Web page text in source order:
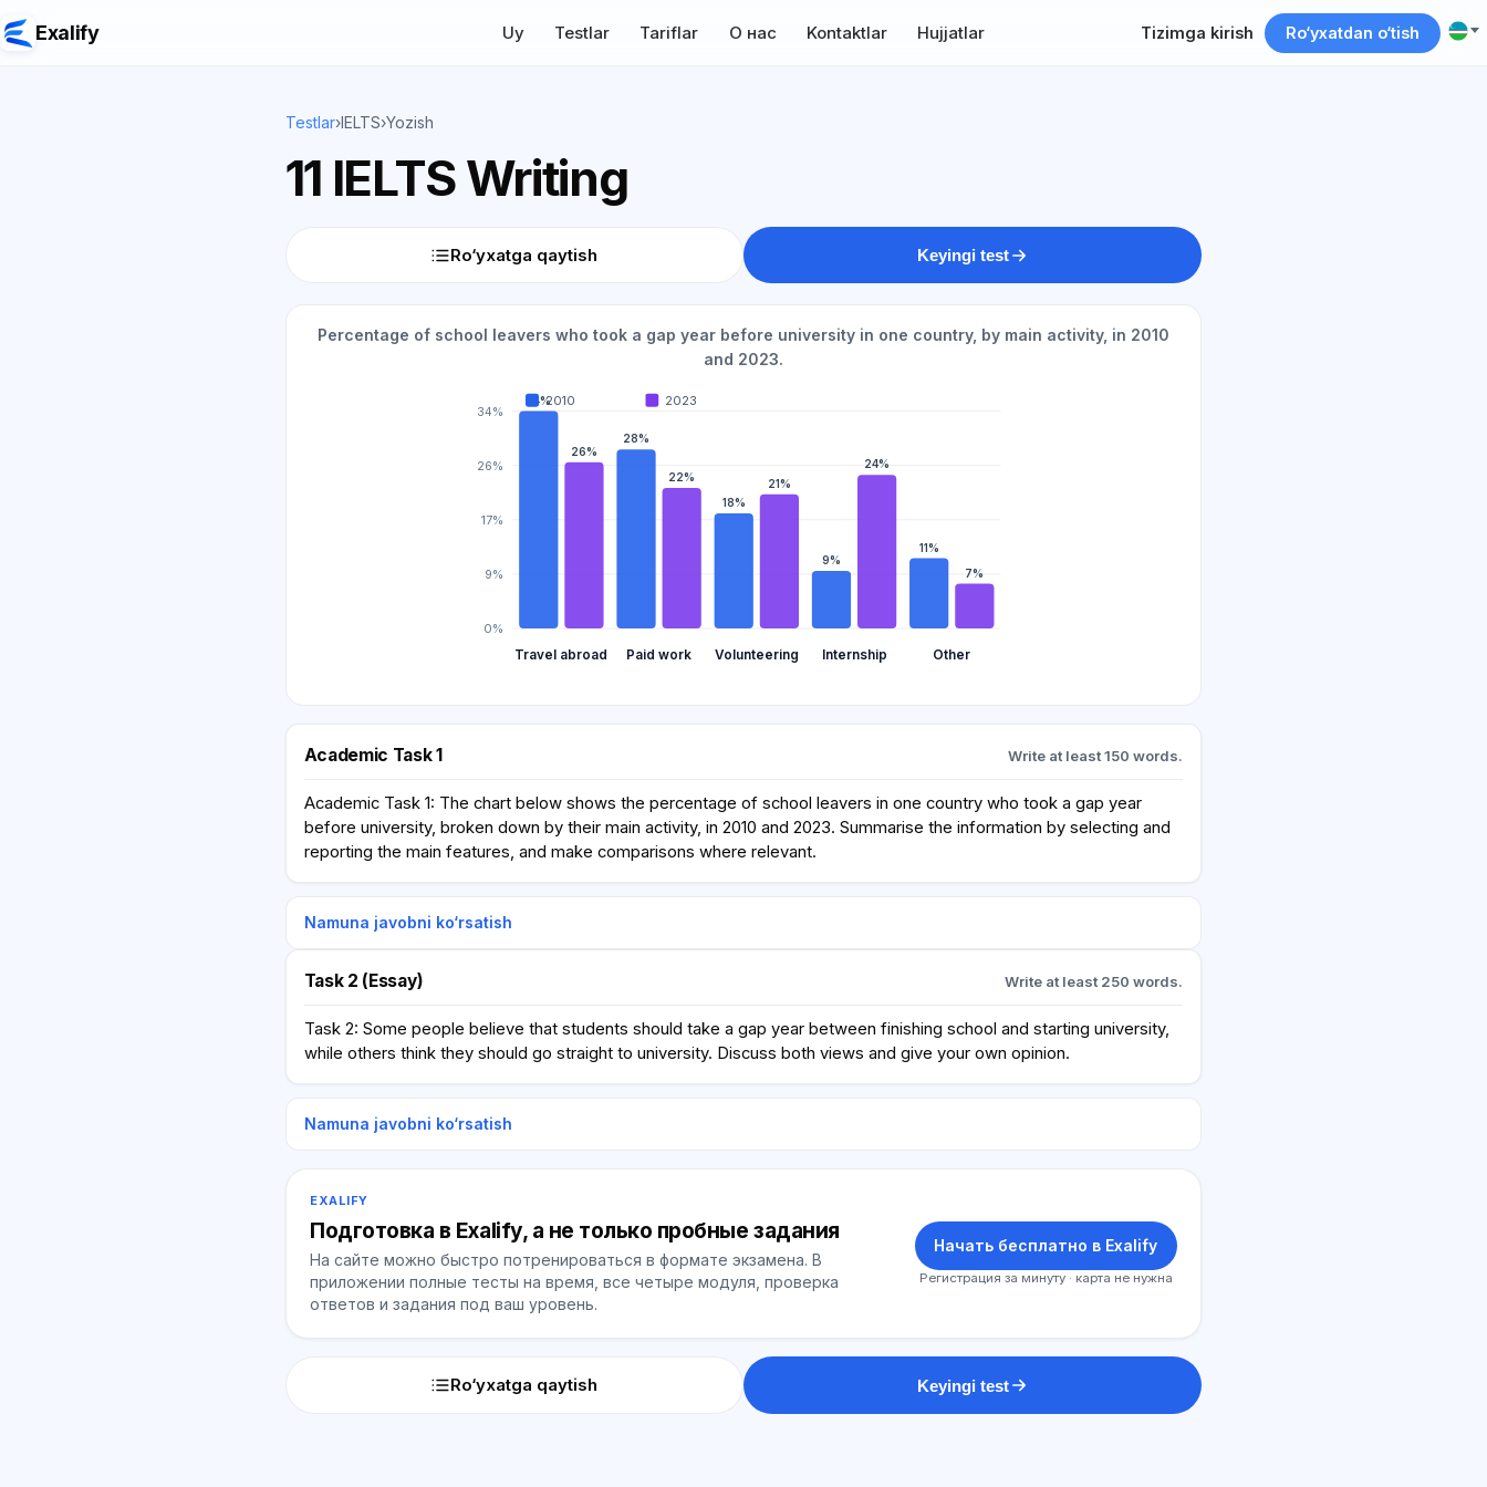
Exalify Uy Testlar Tariflar О нас Kontaktlar Hujjatlar Tizimga kirish Ro‘yxatdan o‘tish
Testlar›IELTS›Yozish
11 IELTS Writing
Ro‘yxatga qaytish Keyingi test
Percentage of school leavers who took a gap year before university in one country, by main activity, in 2010
and 2023.
34%
26%
17%
9%
0%
34%
26%
Travel abroad
28%
22%
Paid work
18%
21%
Volunteering
9%
24%
Internship
11%
7%
Other
2010 2023
Academic Task 1 Write at least 150 words.
Academic Task 1: The chart below shows the percentage of school leavers in one country who took a gap year
before university, broken down by their main activity, in 2010 and 2023. Summarise the information by selecting and
reporting the main features, and make comparisons where relevant.
Namuna javobni ko‘rsatish
Task 2 (Essay) Write at least 250 words.
Task 2: Some people believe that students should take a gap year between finishing school and starting university,
while others think they should go straight to university. Discuss both views and give your own opinion.
Namuna javobni ko‘rsatish
EXALIFY
Подготовка в Exalify, а не только пробные задания
На сайте можно быстро потренироваться в формате экзамена. В
приложении полные тесты на время, все четыре модуля, проверка
ответов и задания под ваш уровень.
Начать бесплатно в Exalify
Регистрация за минуту · карта не нужна
Ro‘yxatga qaytish Keyingi test